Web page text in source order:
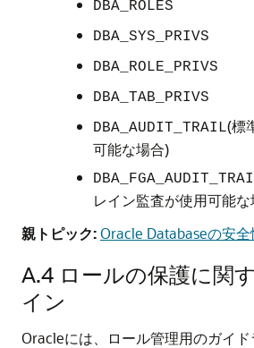
DBA_ROLES
DBA_SYS_PRIVS
DBA_ROLE_PRIVS
DBA_TAB_PRIVS
DBA_AUDIT_TRAIL(標
可能な場合)
レイン監査が使用可能
親トピック:Oracle Databaseの安
A.4 ロールの保護に関
イン
Oracleには、ロール管理用のガイド